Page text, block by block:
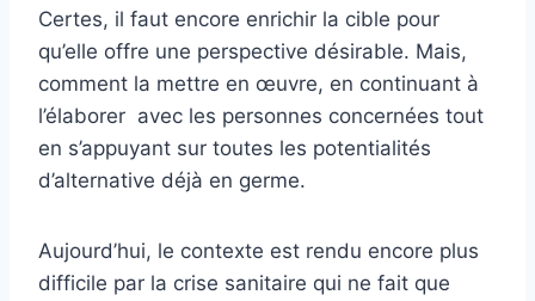
Certes, il faut encore enrichir la cible pour
qu’elle offre une perspective désirable. Mais,
comment la mettre en œuvre, en continuant à
l’élaborer avec les personnes concernées tout
en s’appuyant sur toutes les potentialités
d’alternative déjà en germe.
Aujourd’hui, le contexte est rendu encore plus
difficile par la crise sanitaire qui ne fait que